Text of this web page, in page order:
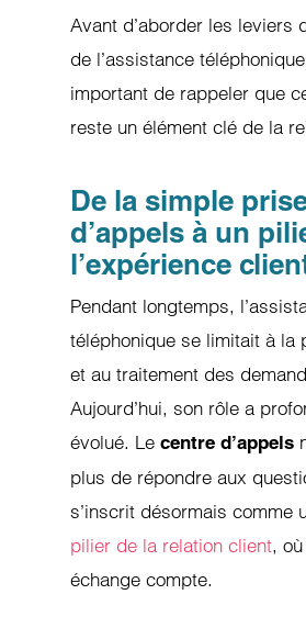
Avant d’aborder les leviers
de l’assistance
important de rappeler que
reste un élément clé de la
De la simple
d’appels à un
l’expérience
Pendant longtemps,
téléphonique se limitait à la
et au traitement des
Aujourd’hui, son rôle a
évolué. Lecentre d’appels
plus de répondre aux
s’inscrit désormais comme
pilier de la relation client,
échange compte.